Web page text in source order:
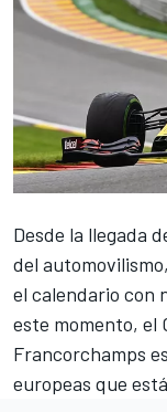
Desde la llegada
del
el calendario con
este momento, el
Francorchamps
europeas que